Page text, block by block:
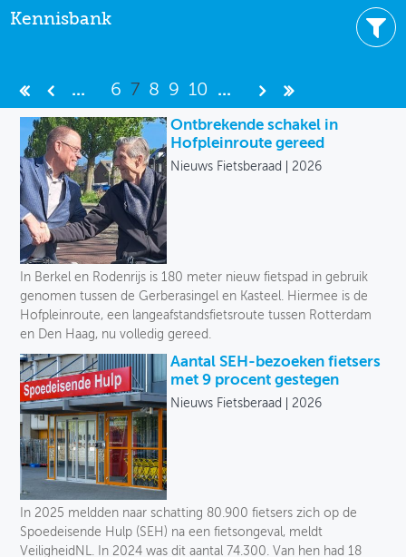
NIEUWS
KENNISBANK
ADRESSENBOEK
OVER FIETSBERAAD
THEMASITES
MIJN PROFIEL
GEBRUIKER
Kennisbank
Onze selectie
Uitgever
Taal
Jaar
... 6 7 8 9 10 ...
Ontbrekende schakel in
Hofpleinroute gereed
Nieuws Fietsberaad 2026
In Berkel en Rodenrijs is 180 meter nieuw fietspad in gebruik
genomen tussen de Gerberasingel en Kasteel. Hiermee is de
Hofpleinroute, een langeafstandsfietsroute tussen Rotterdam
en Den Haag, nu volledig gereed.
Aantal SEH-bezoeken fietsers
met 9 procent gestegen
Nieuws Fietsberaad 2026
In 2025 meldden naar schatting 80.900 fietsers zich op de
Spoedeisende Hulp (SEH) na een fietsongeval, meldt
VeiligheidNL. In 2024 was dit aantal 74.300. Van hen had 18